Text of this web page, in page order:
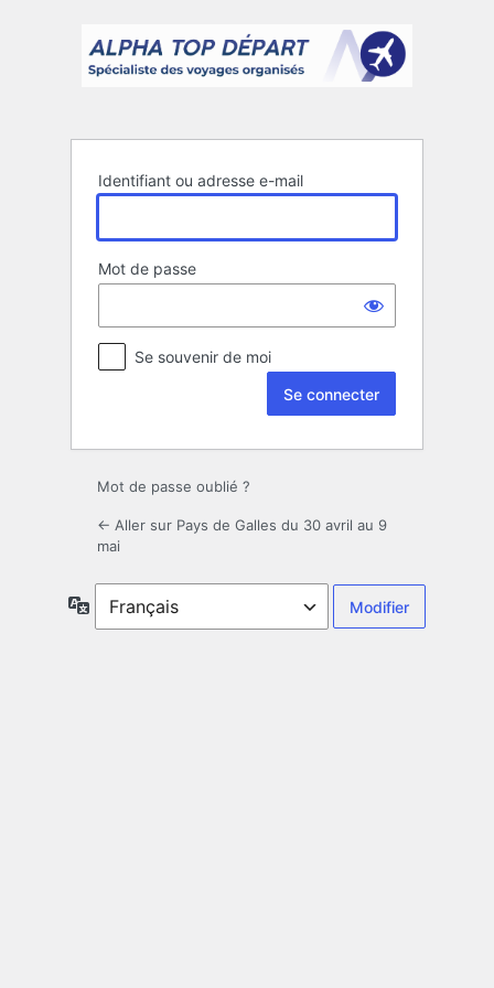
connecter
Identifiant ou adresse e-mail
Mot de passe
Se souvenir de moi
Mot de passe oublié ?
← Aller sur Pays de Galles du 30 avril au 9
mai
Langue